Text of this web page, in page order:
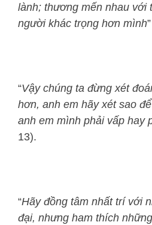
lành; thương mến nhau với
người khác trọng hơn mình
“Vậy chúng ta đừng xét
hơn, anh em hãy xét sao
anh em mình phải vấp hay
13).
“Hãy đồng tâm nhất trí với
đại, nhưng ham thích